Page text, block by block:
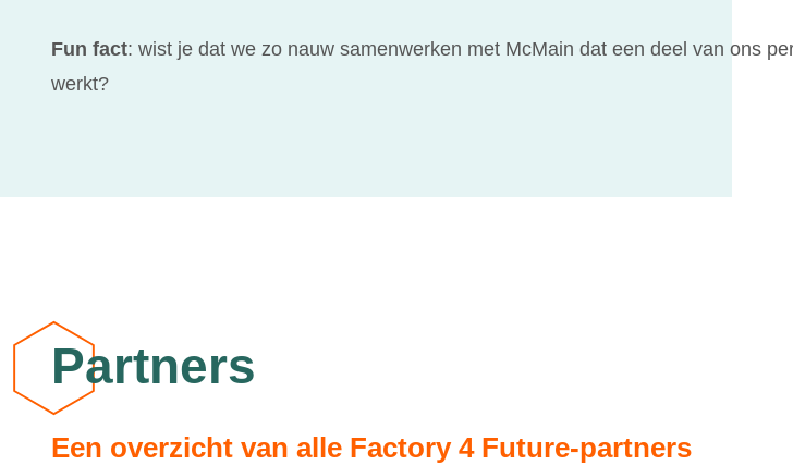
Fun fact: wist je dat we zo nauw samenwerken met McMain dat een deel van ons
werkt?
Partners
Een overzicht van alle Factory 4 Future-partners